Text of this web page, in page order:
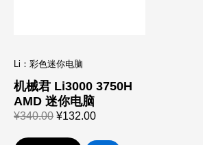
Li：彩色迷你电脑
机械君 Li3000 3750H
AMD 迷你电脑
¥340.00 ¥132.00